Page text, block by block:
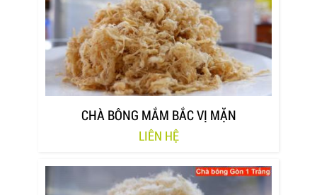
CHÀ BÔNG MẮM BẮC VỊ MẶN
LIÊN HỆ